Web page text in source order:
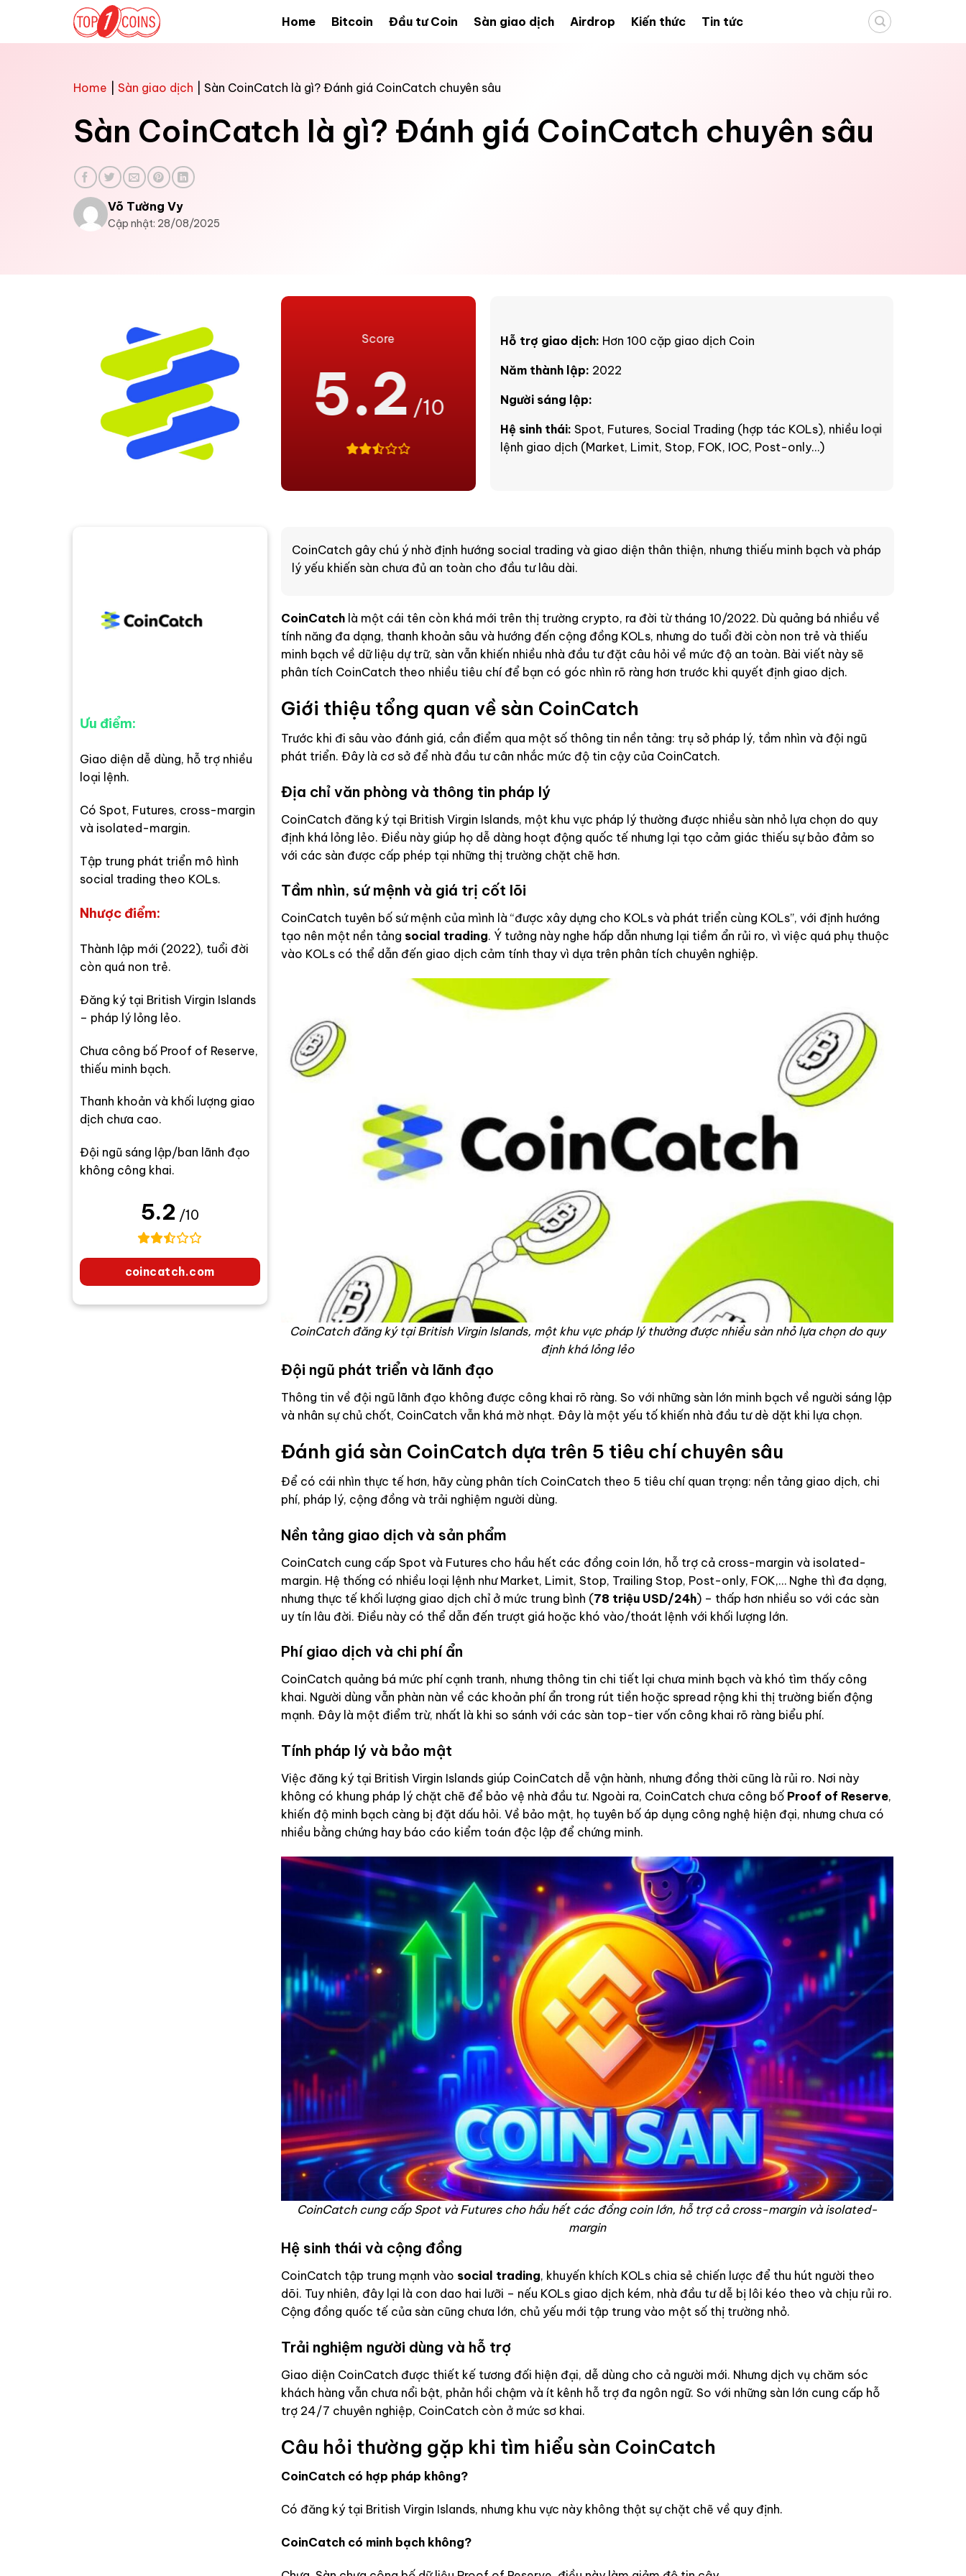
nội
Home Bitcoin Đầu tư Coin Sàn giao dịch Airdrop Kiến thức Tin tức
Home Sàn giao dịch Sàn CoinCatch là gì? Đánh giá CoinCatch chuyên sâu
Sàn CoinCatch là gì? Đánh giá CoinCatch chuyên sâu
Võ Tường Vy
Cập nhật: 28/08/2025
Score
5.2 /10
Hỗ trợ giao dịch: Hơn 100 cặp giao dịch Coin
Năm thành lập: 2022
Người sáng lập:
Hệ sinh thái: Spot, Futures, Social Trading (hợp tác KOLs), nhiều loại
lệnh giao dịch (Market, Limit, Stop, FOK, IOC, Post-only…)
Ưu điểm:
Giao diện dễ dùng, hỗ trợ nhiều
loại lệnh.
Có Spot, Futures, cross-margin
và isolated-margin.
Tập trung phát triển mô hình
social trading theo KOLs.
Nhược điểm:
Thành lập mới (2022), tuổi đời
còn quá non trẻ.
Đăng ký tại British Virgin Islands
– pháp lý lỏng lẻo.
Chưa công bố Proof of Reserve,
thiếu minh bạch.
Thanh khoản và khối lượng giao
dịch chưa cao.
Đội ngũ sáng lập/ban lãnh đạo
không công khai.
5.2 /10
coincatch.com
CoinCatch gây chú ý nhờ định hướng social trading và giao diện thân thiện, nhưng thiếu minh bạch và pháp
lý yếu khiến sàn chưa đủ an toàn cho đầu tư lâu dài.
CoinCatch là một cái tên còn khá mới trên thị trường crypto, ra đời từ tháng 10/2022. Dù quảng bá nhiều về
tính năng đa dạng, thanh khoản sâu và hướng đến cộng đồng KOLs, nhưng do tuổi đời còn non trẻ và thiếu
minh bạch về dữ liệu dự trữ, sàn vẫn khiến nhiều nhà đầu tư đặt câu hỏi về mức độ an toàn. Bài viết này sẽ
phân tích CoinCatch theo nhiều tiêu chí để bạn có góc nhìn rõ ràng hơn trước khi quyết định giao dịch.
Giới thiệu tổng quan về sàn CoinCatch
Trước khi đi sâu vào đánh giá, cần điểm qua một số thông tin nền tảng: trụ sở pháp lý, tầm nhìn và đội ngũ
phát triển. Đây là cơ sở để nhà đầu tư cân nhắc mức độ tin cậy của CoinCatch.
Địa chỉ văn phòng và thông tin pháp lý
CoinCatch đăng ký tại British Virgin Islands, một khu vực pháp lý thường được nhiều sàn nhỏ lựa chọn do quy
định khá lỏng lẻo. Điều này giúp họ dễ dàng hoạt động quốc tế nhưng lại tạo cảm giác thiếu sự bảo đảm so
với các sàn được cấp phép tại những thị trường chặt chẽ hơn.
Tầm nhìn, sứ mệnh và giá trị cốt lõi
CoinCatch tuyên bố sứ mệnh của mình là “được xây dựng cho KOLs và phát triển cùng KOLs”, với định hướng
tạo nên một nền tảng social trading. Ý tưởng này nghe hấp dẫn nhưng lại tiềm ẩn rủi ro, vì việc quá phụ thuộc
vào KOLs có thể dẫn đến giao dịch cảm tính thay vì dựa trên phân tích chuyên nghiệp.
CoinCatch đăng ký tại British Virgin Islands, một khu vực pháp lý thường được nhiều sàn nhỏ lựa chọn do quy
định khá lỏng lẻo
Đội ngũ phát triển và lãnh đạo
Thông tin về đội ngũ lãnh đạo không được công khai rõ ràng. So với những sàn lớn minh bạch về người sáng lập
và nhân sự chủ chốt, CoinCatch vẫn khá mờ nhạt. Đây là một yếu tố khiến nhà đầu tư dè dặt khi lựa chọn.
Đánh giá sàn CoinCatch dựa trên 5 tiêu chí chuyên sâu
Để có cái nhìn thực tế hơn, hãy cùng phân tích CoinCatch theo 5 tiêu chí quan trọng: nền tảng giao dịch, chi
phí, pháp lý, cộng đồng và trải nghiệm người dùng.
Nền tảng giao dịch và sản phẩm
CoinCatch cung cấp Spot và Futures cho hầu hết các đồng coin lớn, hỗ trợ cả cross-margin và isolated-
margin. Hệ thống có nhiều loại lệnh như Market, Limit, Stop, Trailing Stop, Post-only, FOK,… Nghe thì đa dạng,
nhưng thực tế khối lượng giao dịch chỉ ở mức trung bình (78 triệu USD/24h) – thấp hơn nhiều so với các sàn
uy tín lâu đời. Điều này có thể dẫn đến trượt giá hoặc khó vào/thoát lệnh với khối lượng lớn.
Phí giao dịch và chi phí ẩn
CoinCatch quảng bá mức phí cạnh tranh, nhưng thông tin chi tiết lại chưa minh bạch và khó tìm thấy công
khai. Người dùng vẫn phàn nàn về các khoản phí ẩn trong rút tiền hoặc spread rộng khi thị trường biến động
mạnh. Đây là một điểm trừ, nhất là khi so sánh với các sàn top-tier vốn công khai rõ ràng biểu phí.
Tính pháp lý và bảo mật
Việc đăng ký tại British Virgin Islands giúp CoinCatch dễ vận hành, nhưng đồng thời cũng là rủi ro. Nơi này
không có khung pháp lý chặt chẽ để bảo vệ nhà đầu tư. Ngoài ra, CoinCatch chưa công bố Proof of Reserve,
khiến độ minh bạch càng bị đặt dấu hỏi. Về bảo mật, họ tuyên bố áp dụng công nghệ hiện đại, nhưng chưa có
nhiều bằng chứng hay báo cáo kiểm toán độc lập để chứng minh.
CoinCatch cung cấp Spot và Futures cho hầu hết các đồng coin lớn, hỗ trợ cả cross-margin và isolated-
margin
Hệ sinh thái và cộng đồng
CoinCatch tập trung mạnh vào social trading, khuyến khích KOLs chia sẻ chiến lược để thu hút người theo
dõi. Tuy nhiên, đây lại là con dao hai lưỡi – nếu KOLs giao dịch kém, nhà đầu tư dễ bị lôi kéo theo và chịu rủi ro.
Cộng đồng quốc tế của sàn cũng chưa lớn, chủ yếu mới tập trung vào một số thị trường nhỏ.
Trải nghiệm người dùng và hỗ trợ
Giao diện CoinCatch được thiết kế tương đối hiện đại, dễ dùng cho cả người mới. Nhưng dịch vụ chăm sóc
khách hàng vẫn chưa nổi bật, phản hồi chậm và ít kênh hỗ trợ đa ngôn ngữ. So với những sàn lớn cung cấp hỗ
trợ 24/7 chuyên nghiệp, CoinCatch còn ở mức sơ khai.
Câu hỏi thường gặp khi tìm hiểu sàn CoinCatch
CoinCatch có hợp pháp không?
Có đăng ký tại British Virgin Islands, nhưng khu vực này không thật sự chặt chẽ về quy định.
CoinCatch có minh bạch không?